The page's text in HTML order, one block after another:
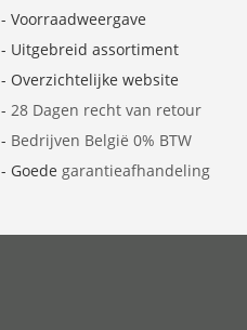
- Voorraadweergave
- Uitgebreid assortiment
- Overzichtelijke website
- 28 Dagen recht van retour
- Bedrijven België 0% BTW
- Goede garantieafhandeling